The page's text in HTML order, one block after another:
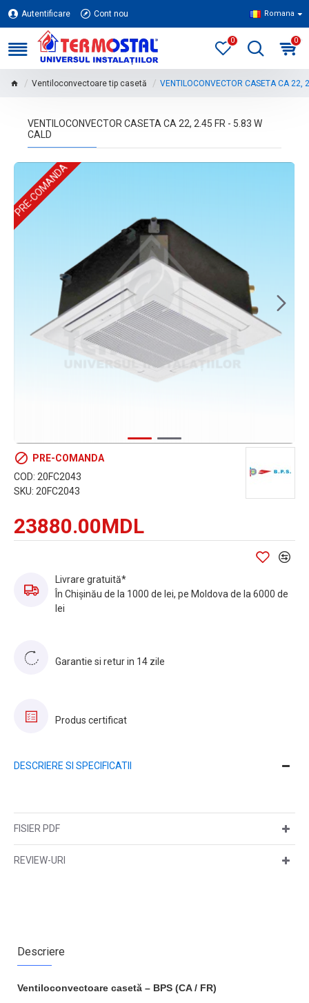
Autentificare Cont nou Romana
0 0
Ventiloconvectoare tip casetă VENTILOCONVECTOR CASETA CA 22,
VENTILOCONVECTOR CASETA CA 22, 2.45 FR - 5.83 W
CALD
PRE-COMANDA
23880.00MDL
PRE-COMANDA
COD: 20FC2043
SKU: 20FC2043
Livrare gratuită*
În Chișinău de la 1000 de lei, pe Moldova de la 6000 de
lei
Garantie si retur in 14 zile
Produs certificat
DESCRIERE SI SPECIFICATII
FISIER PDF
REVIEW-URI
Descriere
Ventiloconvectoare casetă – BPS (CA / FR)